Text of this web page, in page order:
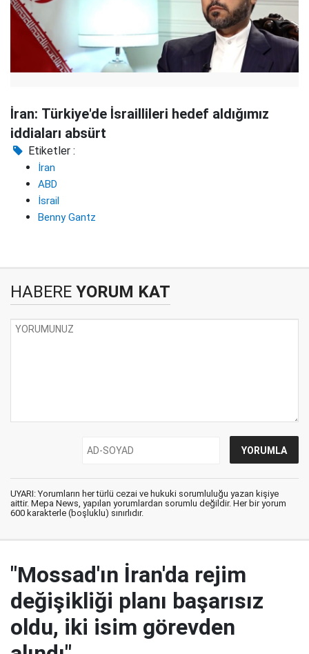
İran: Türkiye'de İsraillileri hedef aldığımız
iddiaları absürt
Etiketler :
İran
ABD
İsrail
Benny Gantz
HABERE YORUM KAT
UYARI: Yorumların her türlü cezai ve hukuki sorumluluğu yazan kişiye
aittir. Mepa News, yapılan yorumlardan sorumlu değildir. Her bir yorum
600 karakterle (boşluklu) sınırlıdır.
"Mossad'ın İran'da rejim
değişikliği planı başarısız
oldu, iki isim görevden